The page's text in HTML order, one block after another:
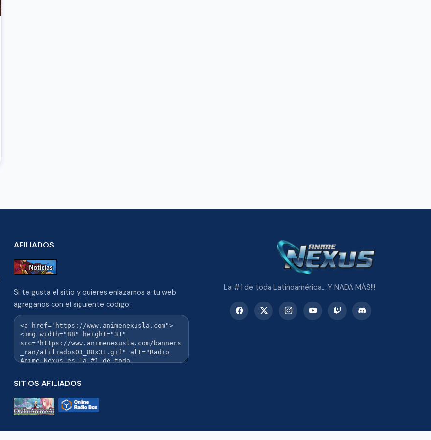
AFILIADOS
Si te gusta el sitio y quieres enlazarnos a tu web
agreganos con el siguiente codigo:
SITIOS AFILIADOS
La #1 de toda Latinoamérica... Y NADA MÁS!!!